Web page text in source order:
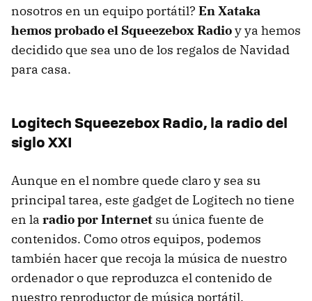
nosotros en un equipo portátil? En Xataka
hemos probado el Squeezebox Radioy ya hemos
decidido que sea uno de los regalos de Navidad
para casa.
Logitech Squeezebox Radio, la radio del
siglo XXI
Aunque en el nombre quede claro y sea su
principal tarea, este gadget de Logitech no tiene
en la radio por Internet su única fuente de
contenidos. Como otros equipos, podemos
también hacer que recoja la música de nuestro
ordenador o que reproduzca el contenido de
nuestro reproductor de música portátil.